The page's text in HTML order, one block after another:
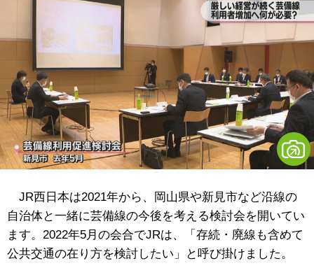
JR西日本は2021年から、岡山県や新見市など沿線の
自治体と一緒に芸備線の今後を考える検討会を開いてい
ます。2022年5月の会合でJRは、「存続・廃線も含めて
公共交通の在り方を検討したい」と呼び掛けました。